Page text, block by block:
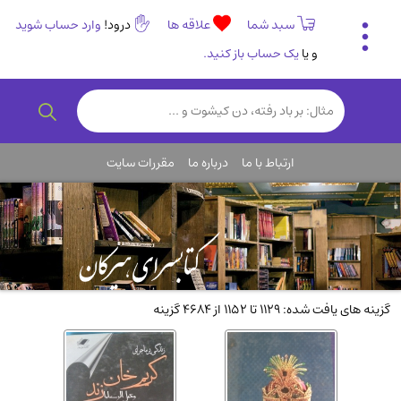
سبد شما علاقه ها درود! وارد حساب شوید
و یایک حساب باز کنید.
تاریخی و فرهنگی
(838)
رمان و داستان ایرانی(307)
روانشناسی(357)
انگلیسی و زبان خارجی(14)
کودکان و نوجوانان(76)
کتب نادر و کمیاب(19)
روانشناسی(112)
طب گیاهی و سنتی(45)
فلسفه و جامعه شناسی
(151)
ادبیات و شعر(511)
ارتباط با ما درباره ما مقررات سایت
گزینه های یافت شده: 1129 تا 1152 از 4684 گزینه